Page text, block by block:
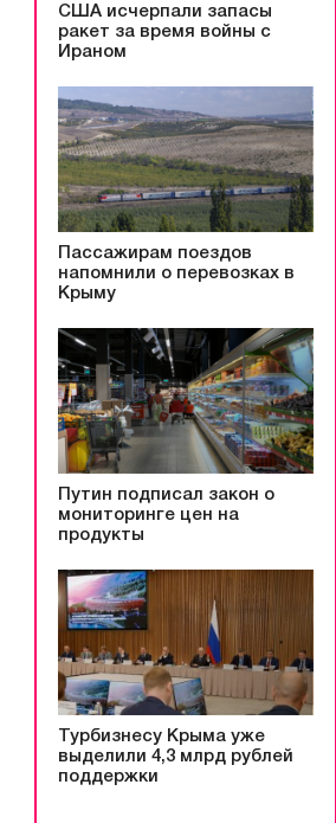
США исчерпали запасы
ракет за время войны с
Ираном
Пассажирам поездов
напомнили о перевозках в
Крыму
Путин подписал закон о
мониторинге цен на
продукты
Турбизнесу Крыма уже
выделили 4,3 млрд рублей
поддержки